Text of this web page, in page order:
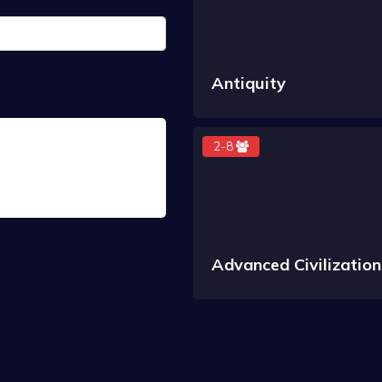
Antiquity
2-8
Advanced Civilization